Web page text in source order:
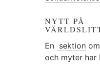
NYTT PÅ
En sektionom
och myter har